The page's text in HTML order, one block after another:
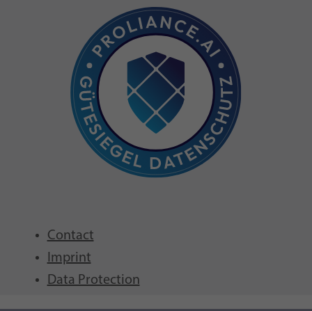
Contact
Imprint
Data Protection